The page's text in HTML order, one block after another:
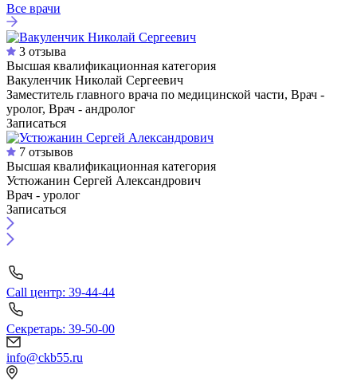
Все врачи
3 отзыва
Высшая квалификационная категория
Вакуленчик Николай Сергеевич
Заместитель главного врача по медицинской части, Врач -
уролог, Врач - андролог
Записаться
7 отзывов
Высшая квалификационная категория
Устюжанин Сергей Александрович
Врач - уролог
Записаться
Call центр: 39-44-44
Секретарь: 39-50-00
info@ckb55.ru